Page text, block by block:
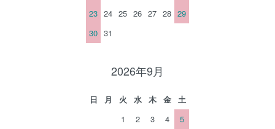
23 24 25 26 27 28 29
30 31
2026年9月
日 月 火 水 木 金
土
1
2 3 4
5